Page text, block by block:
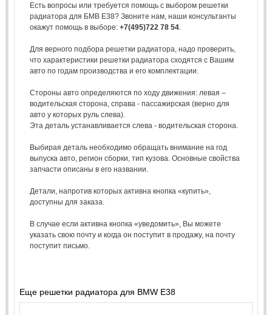
Есть вопросы или требуется помощь с выбором решетки
радиатора для БМВ Е38? Звоните нам, наши консультанты
окажут помощь в выборе: +7(495)722 78 54.
Для верного подбора решетки радиатора, надо проверить,
что характеристики решетки радиатора сходятся с Вашим
авто по годам производства и его комплектации.
Стороны авто определяются по ходу движения: левая –
водительская сторона, справа - пассажирская (верно для
авто у которых руль слева).
Эта деталь устанавливается слева - водительская сторона.
Выбирая деталь необходимо обращать внимание на год
выпуска авто, регион сборки, тип кузова. Основные свойства
запчасти описаны в его названии.
Детали, напротив которых активна кнопка «купить»,
доступны для заказа.
В случае если активна кнопка «уведомить», Вы можете
указать свою почту и когда он поступит в продажу, на почту
поступит письмо.
Еще решетки радиатора для BMW E38